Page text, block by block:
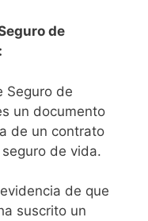
de
Seguro de
un documento
de un contrato
de vida.
de que
suscrito un